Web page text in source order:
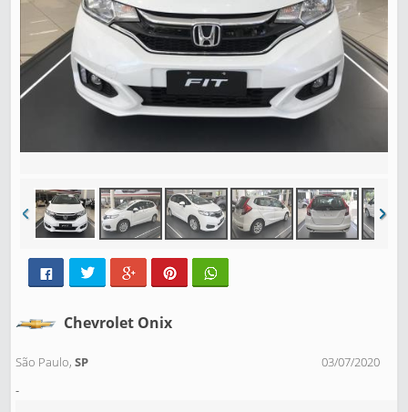
Chevrolet Onix
São Paulo,SP
03/07/2020
-